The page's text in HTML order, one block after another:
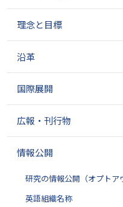
シ
ン
理念と目標
沿革
国際展開
広報・刊行物
情報公開
研究の情報公開（オプトア
英語組織名称